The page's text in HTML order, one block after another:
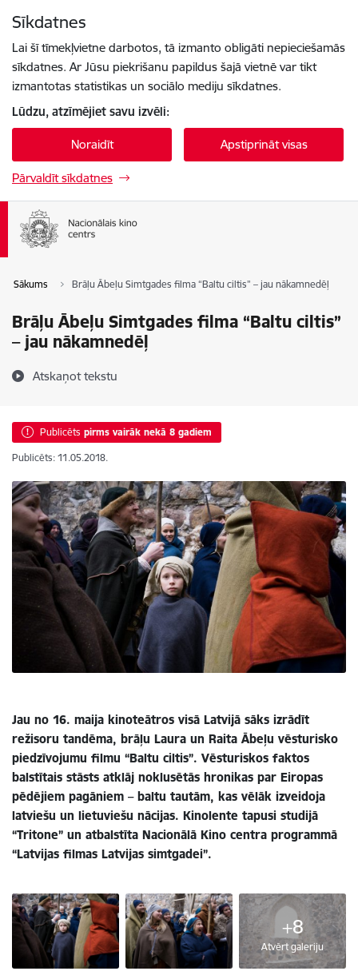
Sīkdatnes
Lai šī tīmekļvietne darbotos, tā izmanto obligāti nepieciešamās
sīkdatnes. Ar Jūsu piekrišanu papildus šajā vietnē var tikt
izmantotas statistikas un sociālo mediju sīkdatnes.
Lūdzu, atzīmējiet savu izvēli:
Noraidīt Apstiprināt visas
Pārvaldīt sīkdatnes
Sākums Brāļu Ābeļu Simtgades filma “Baltu ciltis” – jau nākamnedēļ
Brāļu Ābeļu Simtgades filma “Baltu ciltis”
– jau nākamnedēļ
Atskaņot tekstu
Publicēts pirms vairāk nekā 8 gadiem
Publicēts: 11.05.2018.
Jau no 16. maija kinoteātros visā Latvijā sāks izrādīt
režisoru tandēma, brāļu Laura un Raita Ābeļu vēsturisko
piedzīvojumu filmu “Baltu ciltis”. Vēsturiskos faktos
balstītais stāsts atklāj noklusētās hronikas par Eiropas
pēdējiem pagāniem – baltu tautām, kas vēlāk izveidoja
latviešu un lietuviešu nācijas. Kinolente tapusi studijā
“Tritone” un atbalstīta Nacionālā Kino centra programmā
“Latvijas filmas Latvijas simtgadei”.
+8
Atvērt galeriju